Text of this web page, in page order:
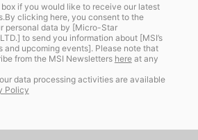
if you would like to receive our latest
clicking here, you consent to the
personal data by [Micro-Star
to send you information about [MSI’s
and upcoming events]. Please note that
from the MSI Newsletters hereat any
data processing activities are available
Policy